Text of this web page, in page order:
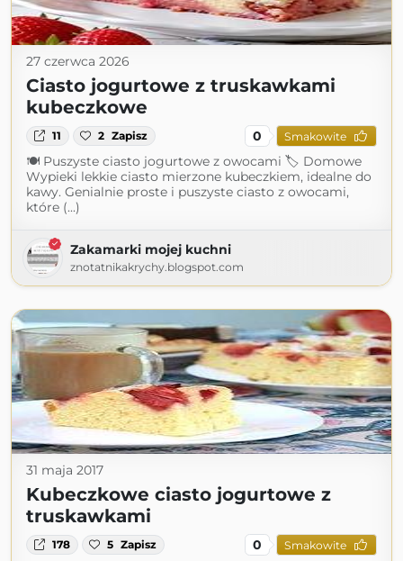
27 czerwca 2026
Ciasto jogurtowe z truskawkami
kubeczkowe
11 2 Zapisz 0 Smakowite
🍽 Puszyste ciasto jogurtowe z owocami 🏷 Domowe
Wypieki lekkie ciasto mierzone kubeczkiem, idealne do
kawy. Genialnie proste i puszyste ciasto z owocami,
które (...)
Zakamarki mojej kuchni
znotatnikakrychy.blogspot.com
31 maja 2017
Kubeczkowe ciasto jogurtowe z
truskawkami
178 5 Zapisz 0 Smakowite